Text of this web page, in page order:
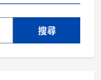
搜尋